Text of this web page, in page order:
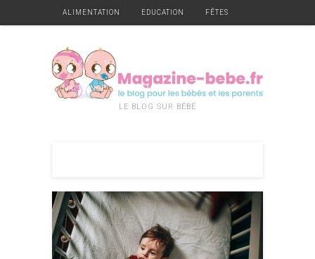
ALIMENTATION EDUCATION FÊTES
JEUX MATÉRIEL
NAISSANCE VÊTEMENTS
LE BLOG SUR BÉBÉ